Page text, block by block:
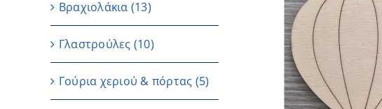
ΠΡΟΣΘΗΚΗ ΣΤΟ ΚΑΛΑΘΙ
ΛΕΠΤΟΜΕΡΕΙΕΣ
Βραχιολάκια (13)
Γλαστρούλες (10)
Γούρια χεριού & πόρτας (5)